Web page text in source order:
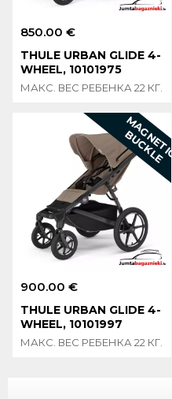
850.00 €
THULE URBAN GLIDE 4-
WHEEL, 10101975
МАКС. ВЕС РЕБЕНКА 22 КГ.
900.00 €
THULE URBAN GLIDE 4-
WHEEL, 10101997
МАКС. ВЕС РЕБЕНКА 22 КГ.
M
A
G
N
E
T
I
C
B
U
C
K
L
E